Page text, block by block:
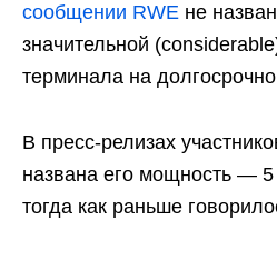
сообщении RWE не
значительной
терминала на
В пресс-релизах
названа его мощность —
тогда как раньше